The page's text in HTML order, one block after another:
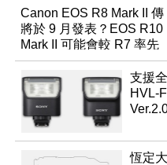
Canon EOS R8 Mark II 傳
將於 9 月發表？EOS R10
Mark II 可能會較 R7 率先
推出
支援
HVL-
恆定